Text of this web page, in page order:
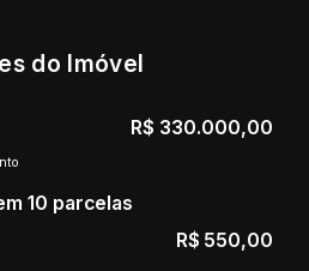
do Imóvel
R$ 330.000,00
10 parcelas
R$ 550,00